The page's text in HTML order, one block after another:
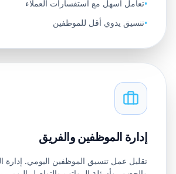
•تعامل أسهل مع استفسارات العملاء
•تنسيق يدوي أقل للموظفين
إدارة الموظفين والفريق
تقليل عمل تنسيق الموظفين اليومي. إدارة